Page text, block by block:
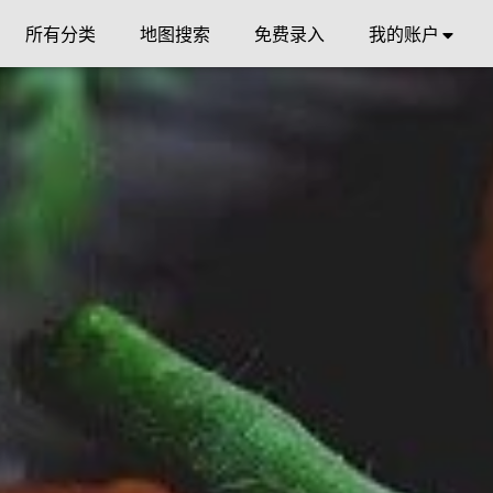
所有分类 地图搜索 免费录入 我的账户